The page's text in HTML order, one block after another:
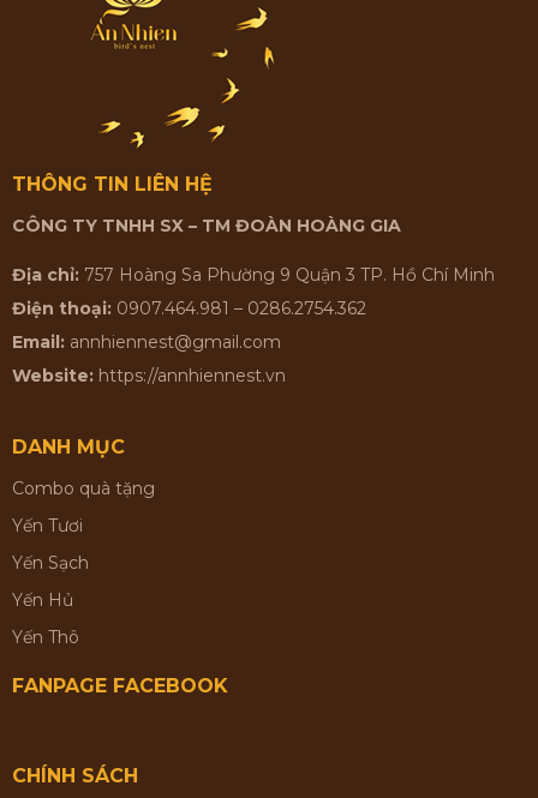
THÔNG TIN LIÊN HỆ
CÔNG TY TNHH SX – TM ĐOÀN HOÀNG GIA
Địa chỉ: 757 Hoàng Sa Phường 9 Quận 3 TP. Hồ Chí Minh
Điện thoại: 0907.464.981 – 0286.2754.362
Email: annhiennest@gmail.com
Website: https://annhiennest.vn
DANH MỤC
Combo quà tặng
Yến Tươi
Yến Sạch
Yến Hủ
Yến Thô
FANPAGE FACEBOOK
CHÍNH SÁCH